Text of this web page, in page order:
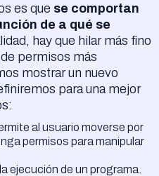
es que se comportan
de a qué se
hay que hilar más fino
permisos más
mostrar un nuevo
para una mejor
al usuario moverse por
permisos para manipular
ejecución de un programa.